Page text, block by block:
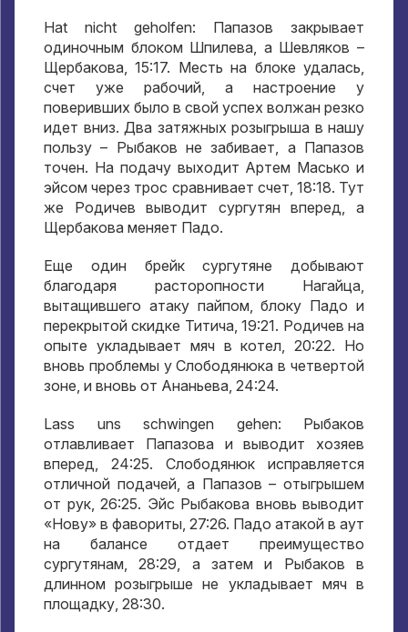
Hat nicht geholfen: Папазов закрывает
одиночным блоком Шпилева, а Шевляков –
Щербакова, 15:17. Месть на блоке удалась,
счет уже рабочий, а настроение у
поверивших было в свой успех волжан резко
идет вниз. Два затяжных розыгрыша в нашу
пользу – Рыбаков не забивает, а Папазов
точен. На подачу выходит Артем Масько и
эйсом через трос сравнивает счет, 18:18. Тут
же Родичев выводит сургутян вперед,а
Щербакова меняет Падо.
Еще один брейк сургутяне добывают
благодаря расторопности Нагайца,
вытащившего атаку пайпом,блоку Падо и
перекрытой скидке Титича, 19:21. Родичев на
опыте укладывает мяч в котел, 20:22. Но
вновь проблемы у Слободянюка в четвертой
зоне, и вновь от Ананьева, 24:24.
Lass uns schwingen gehen: Рыбаков
отлавливает Папазова и выводит хозяев
вперед, 24:25. Слободянюк исправляется
отличной подачей,а Папазов – отыгрышем
от рук, 26:25. Эйс Рыбакова вновь выводит
«Нову» в фавориты, 27:26. Падо атакой в аут
на балансе отдает преимущество
сургутянам, 28:29, а затем и Рыбаков в
длинном розыгрыше не укладывает мяч в
площадку, 28:30.